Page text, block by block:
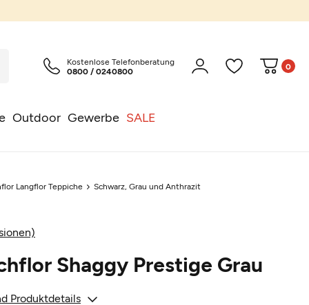
Outdoor Gewerbe SALE
Kostenlose Telefonberatung
0800 / 0240800
0
Langflor Teppiche Schwarz, Grau und Anthrazit
Shaggy Prestige Grau
Produktdetails